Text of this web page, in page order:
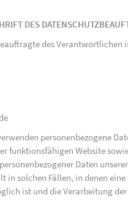
DES
des Verantwortlichen
personenbezogene
funktionsfähigen Website
Daten
in solchen Fällen, in denen
ist und die Verarbeitung